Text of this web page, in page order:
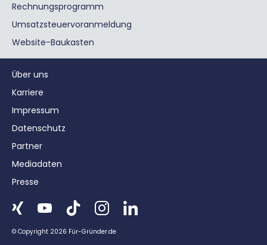
Rechnungsprogramm
Umsatzsteuervoranmeldung
Website-Baukasten
Über uns
Karriere
Impressum
Datenschutz
Partner
Mediadaten
Presse
© Copyright 2026 Für-Gründer.de